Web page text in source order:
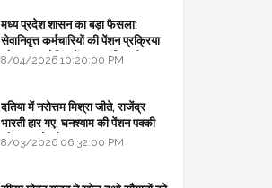
मध्य प्रदेश शासन का बड़ा फैसला:
सेवानिवृत्त कर्मचारियों की पेंशन प्रक्रिया
और बजट कोडिंग में हुए क्रांतिकारी
8/04/2026 10:20:00 PM
दतिया में नरोत्तम मिश्रा जीते, राजेंद्र
भारती हार गए, घनश्याम की पेंशन पक्की
और आशुतोष बैक टू...
8/03/2026 06:32:00 PM